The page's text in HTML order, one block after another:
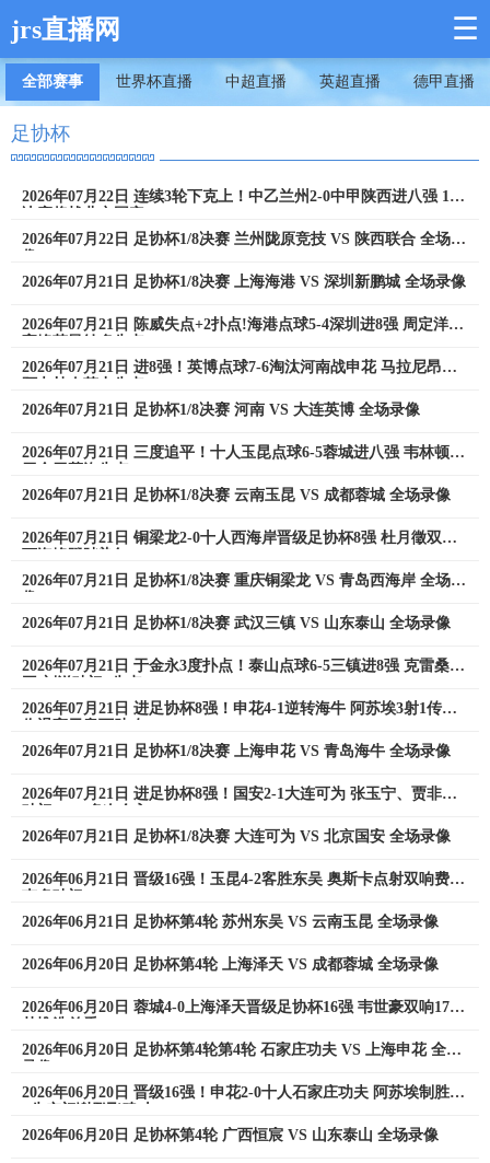
jrs直播网 ☰
全部赛事 世界杯直播 中超直播 英超直播 德甲直播
足协杯
2026年07月22日 连续3轮下克上！中乙兰州2-0中甲陕西进八强 1/4
2026年07月22日 足协杯1/8决赛 兰州陇原竞技 VS 陕西联合 全场录
2026年07月21日 足协杯1/8决赛 上海海港 VS 深圳新鹏城 全场录像
2026年07月21日 陈威失点+2扑点!海港点球5-4深圳进8强 周定洋张
2026年07月21日 进8强！英博点球7-6淘汰河南战申花 马拉尼昂、
2026年07月21日 足协杯1/8决赛 河南 VS 大连英博 全场录像
2026年07月21日 三度追平！十人玉昆点球6-5蓉城进八强 韦林顿索
2026年07月21日 足协杯1/8决赛 云南玉昆 VS 成都蓉城 全场录像
2026年07月21日 铜梁龙2-0十人西海岸晋级足协杯8强 杜月徵双响
2026年07月21日 足协杯1/8决赛 重庆铜梁龙 VS 青岛西海岸 全场录
2026年07月21日 足协杯1/8决赛 武汉三镇 VS 山东泰山 全场录像
2026年07月21日 于金永3度扑点！泰山点球6-5三镇进8强 克雷桑绝
2026年07月21日 进足协杯8强！申花4-1逆转海牛 阿苏埃3射1传后
2026年07月21日 足协杯1/8决赛 上海申花 VS 青岛海牛 全场录像
2026年07月21日 进足协杯8强！国安2-1大连可为 张玉宁、贾非凡
2026年07月21日 足协杯1/8决赛 大连可为 VS 北京国安 全场录像
2026年06月21日 晋级16强！玉昆4-2客胜东吴 奥斯卡点射双响费尔
2026年06月21日 足协杯第4轮 苏州东吴 VS 云南玉昆 全场录像
2026年06月20日 足协杯第4轮 上海泽天 VS 成都蓉城 全场录像
2026年06月20日 蓉城4-0上海泽天晋级足协杯16强 韦世豪双响17岁
2026年06月20日 足协杯第4轮第4轮 石家庄功夫 VS 上海申花 全场
2026年06月20日 晋级16强！申花2-0十人石家庄功夫 阿苏埃制胜
2026年06月20日 足协杯第4轮 广西恒宸 VS 山东泰山 全场录像